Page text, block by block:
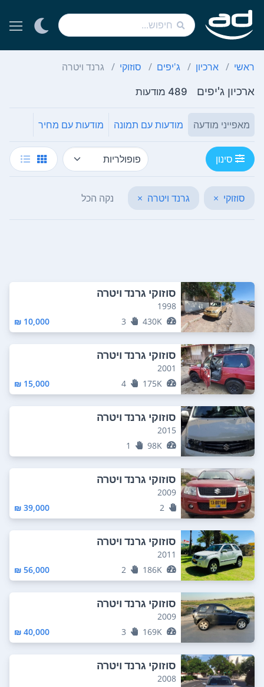
ראשי ארכיון ג'יפים סוזוקי גרנד ויטרה
ארכיון ג'יפים 489 מודעות
מאפייני מודעה מודעות עם תמונה מודעות עם מחיר
סינון
סוזוקי × גרנד ויטרה × נקה הכל
סוזוקי גרנד ויטרה
1998
430K
3
10,000 ₪
סוזוקי גרנד ויטרה
2001
175K
4
15,000 ₪
סוזוקי גרנד ויטרה
2015
98K
1
סוזוקי גרנד ויטרה
2009
2
39,000 ₪
סוזוקי גרנד ויטרה
2011
186K
2
56,000 ₪
סוזוקי גרנד ויטרה
2009
169K
3
40,000 ₪
סוזוקי גרנד ויטרה
2008